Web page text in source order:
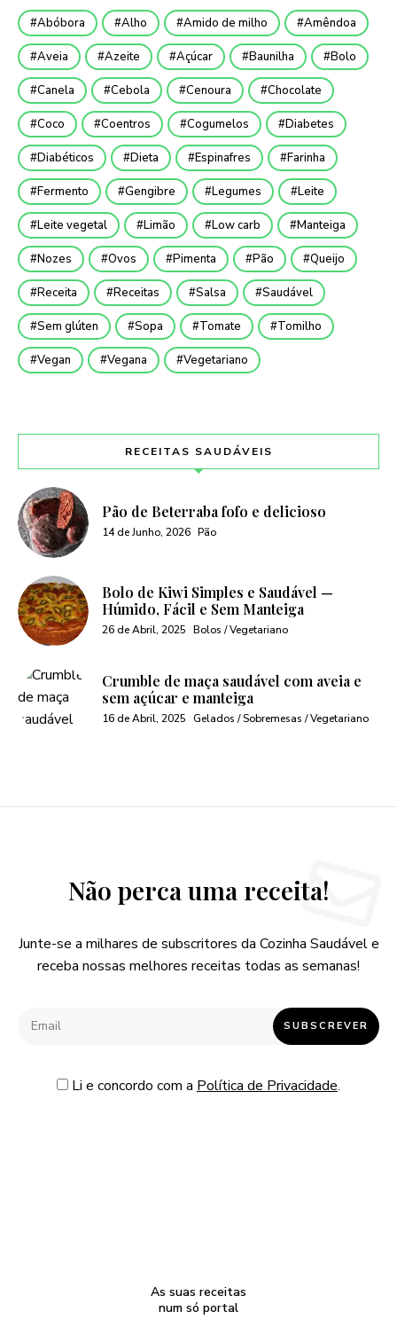
Abóbora Alho Amido de milho Amêndoa
Aveia Azeite Açúcar Baunilha Bolo
Canela Cebola Cenoura Chocolate
Coco Coentros Cogumelos Diabetes
Diabéticos Dieta Espinafres Farinha
Fermento Gengibre Legumes Leite
Leite vegetal Limão Low carb Manteiga
Nozes Ovos Pimenta Pão Queijo
Receita Receitas Salsa Saudável
Sem glúten Sopa Tomate Tomilho
Vegan Vegana Vegetariano
RECEITAS SAUDÁVEIS
Pão de Beterraba fofo e delicioso
14 de Junho, 2026 Pão
Bolo de Kiwi Simples e Saudável —
Húmido, Fácil e Sem Manteiga
26 de Abril, 2025 Bolos / Vegetariano
Crumble de maça saudável com aveia e
sem açúcar e manteiga
16 de Abril, 2025 Gelados / Sobremesas / Vegetariano
Não perca uma receita!
Junte-se a milhares de subscritores da Cozinha Saudável e
receba nossas melhores receitas todas as semanas!
Li e concordo com a Política de Privacidade.
As suas receitas
num só portal